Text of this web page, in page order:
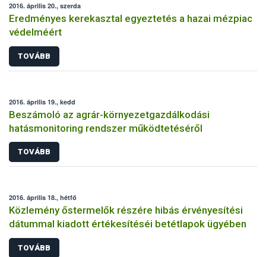
2016. április 20., szerda
Eredményes kerekasztal egyeztetés a hazai mézpiac
védelméért
TOVÁBB
2016. április 19., kedd
Beszámoló az agrár-környezetgazdálkodási
hatásmonitoring rendszer működtetéséről
TOVÁBB
2016. április 18., hétfő
Közlemény őstermelők részére hibás érvényesítési
dátummal kiadott értékesítéséi betétlapok ügyében
TOVÁBB